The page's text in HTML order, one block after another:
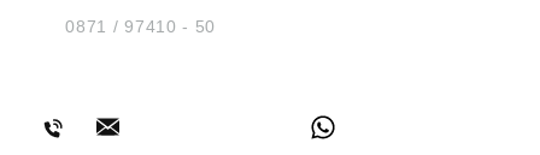
Tel.:0871 / 97410 - 50